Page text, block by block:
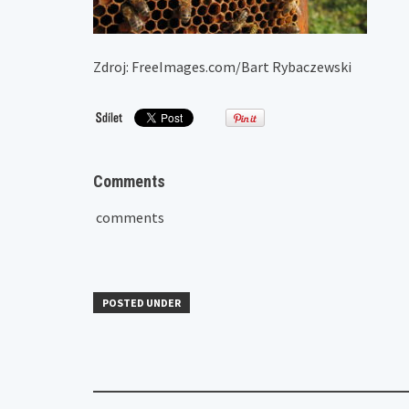
Zdroj: FreeImages.com/Bart Rybaczewski
Comments
comments
POSTED UNDER